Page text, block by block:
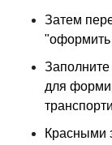
Затем
"оформить
для
Красными